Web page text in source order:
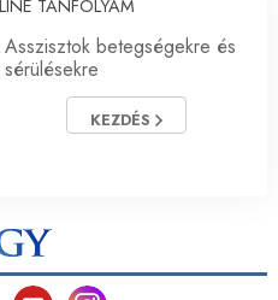
TANFOLYAM
Asszisztok betegségekre és
sérülésekre
KEZDÉS